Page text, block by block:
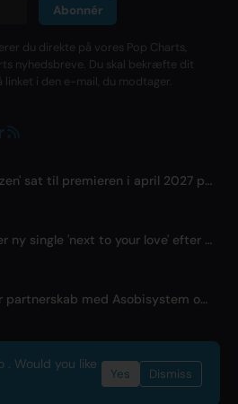
Abonnér
du direkte på vores Pop Charts,
nyhedsbreve. Du skal bekræfte dit
i den e-mail, du modtager.
TV-animen 'Shozen' sat til premieren i april 2027 på Fuji TV
Sagiri Sol udgiver ny single 'next to your love' efter pause
Kizuna AI styrker partnerskab med Asobisystem op til 10-års jubilæumsverdensturné
- Metadata provided byACRCloud
. Would you like
Yes Dismiss